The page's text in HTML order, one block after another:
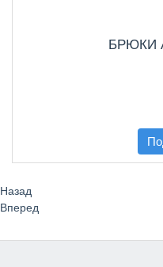
БРЮКИ
Назад
Вперед